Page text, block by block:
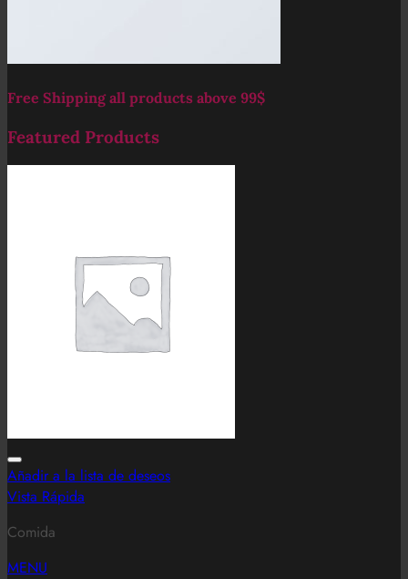
Free Shipping all products above 99$
Featured Products
Añadir a la lista de deseos
Vista Rápida
Comida
MENU